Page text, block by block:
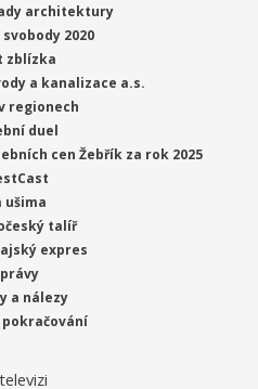
architektury
2020
zblízka
a kanalizace a.s.
regionech
duel
cen Žebřík za rok 2025
ušima
talíř
expres
a nálezy